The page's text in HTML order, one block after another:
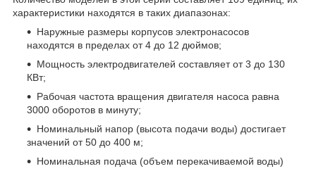
характеристики находятся в таких диапазонах:
Наружные размеры корпусов электронасосов
находятся в пределах от 4 до 12 дюймов;
Мощность электродвигателей составляет от 3 до 130
КВт;
Рабочая частота вращения двигателя насоса равна
3000 оборотов в минуту;
Номинальный напор (высота подачи воды) достигает
значений от 50 до 400 м;
Номинальная подача (объем перекачиваемой воды)